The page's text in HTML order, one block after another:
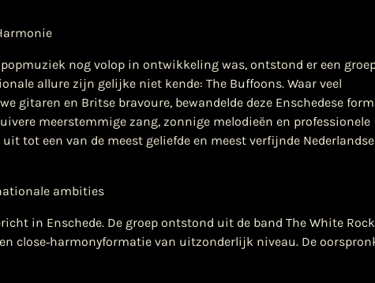
nog volop in ontwikkeling was, ontstond er een
allure zijn gelijke niet kende: The Buffoons. Waar veel
gitaren en Britse bravoure, bewandelde deze Enschedese
meerstemmige zang, zonnige melodieën en professionele
tot een van de meest geliefde en meest verfijnde Nederlandse
ambities
in Enschede. De groep ontstond uit de band The White
close‑harmonyformatie van uitzonderlijk niveau. De